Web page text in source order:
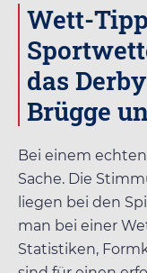
Wett-
das
Brügge
Bei einem
Sache. Die
liegen bei den
man bei einer
Statistiken,